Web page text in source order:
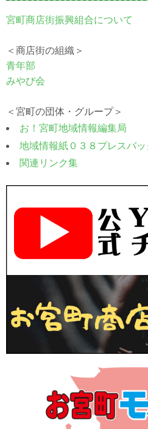
宮町商店街振興組合について
＜商店街の組織＞
青年部
みやび会
＜宮町の団体・グループ＞
お！宮町地域情報編集局
地域情報紙０３８プレスバ
関連リンク集